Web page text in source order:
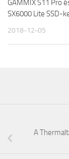
GAMMIX S11 Pro
SX6000 Lite SSD-
2018-12-05
A